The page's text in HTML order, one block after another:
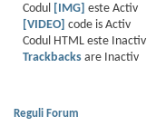
Codul
[IMG] este Activ
[VIDEO]
code is Activ
Codul HTML este
Inactiv
Trackbacksare
Inactiv
Reguli Forum